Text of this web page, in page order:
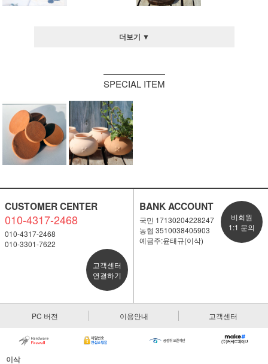
더보기 ▼
SPECIAL ITEM
CUSTOMER CENTER
010-4317-2468
010-4317-2468
010-3301-7622
고객센터
연결하기
BANK ACCOUNT
국민 17130204228247
농협 3510038405903
예금주:윤태규(이삭)
비회원
1:1 문의
PC 버전 이용안내 고객센터
이삭